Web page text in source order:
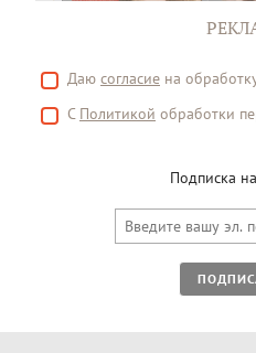
Даю согласие на
С Политикой обработки
Подписка